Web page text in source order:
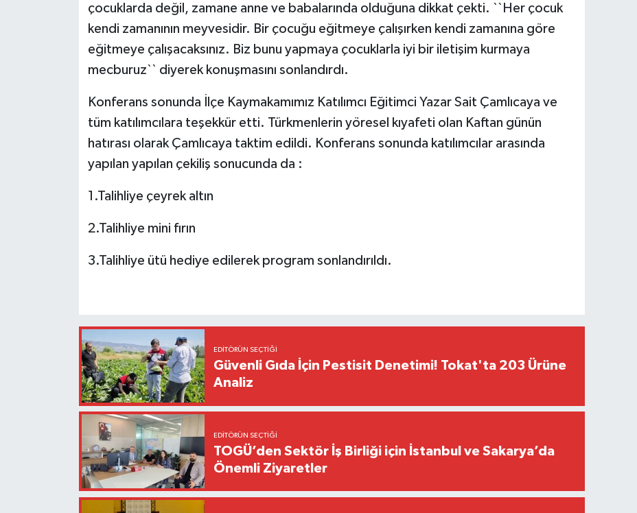
çocuklarda değil, zamane anne ve babalarında olduğuna dikkat çekti. ``Her çocuk
kendi zamanının meyvesidir. Bir çocuğu eğitmeye çalışırken kendi zamanına göre
eğitmeye çalışacaksınız. Biz bunu yapmaya çocuklarla iyi bir iletişim kurmaya
mecburuz`` diyerek konuşmasını sonlandırdı.
Konferans sonunda İlçe Kaymakamımız Katılımcı Eğitimci Yazar Sait Çamlıcaya ve
tüm katılımcılara teşekkür etti. Türkmenlerin yöresel kıyafeti olan Kaftan günün
hatırası olarak Çamlıcaya taktim edildi. Konferans sonunda katılımcılar arasında
yapılan yapılan çekiliş sonucunda da :
1.Talihliye çeyrek altın
2.Talihliye mini fırın
3.Talihliye ütü hediye edilerek program sonlandırıldı.
EDITÖRÜN SEÇTIĞI
Güvenli Gıda İçin Pestisit Denetimi! Tokat'ta 203 Ürüne
Analiz
EDITÖRÜN SEÇTIĞI
TOGÜ’den Sektör İş Birliği için İstanbul ve Sakarya’da
Önemli Ziyaretler